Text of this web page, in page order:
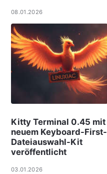
08.01.2026
Kitty Terminal 0.45 mit
neuem Keyboard-First-
Dateiauswahl-Kit
veröffentlicht
03.01.2026